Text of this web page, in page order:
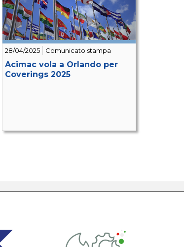
28/04/2025 Comunicato stampa
Acimac vola a Orlando per
Coverings 2025